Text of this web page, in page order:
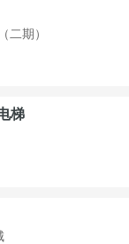
二期）
梯